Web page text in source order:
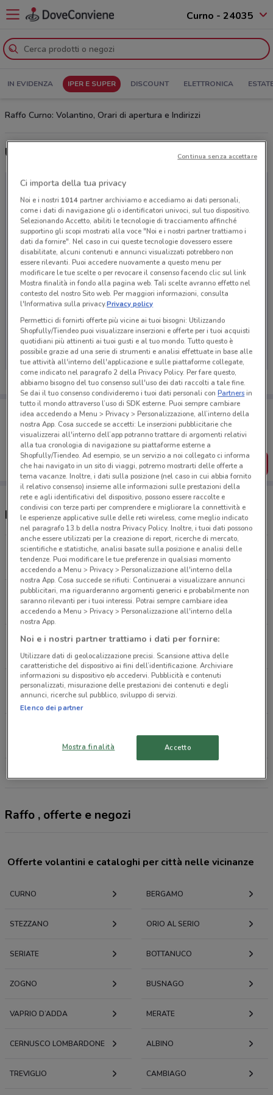
Curno - 24035
IN EVIDENZA IPER E SUPER DISCOUNT ELETTRONICA
Raffo Curno: Volantino, Orari di apertura e Indirizzi
Ultime offerte del volantino Raffo
Ci dispiace, al momento non abbiamo pubblicato
volantini nella tua zona. Riprova più tardi.
Porta DoveConviene sempre con te!
Puoi trovare le migliori offerte dei negozi vicino a te,
salvarle e creare la tua lista del risparmio, comodamente
dal tuo cellulare.
SCARICA L’APP
Negozi Raffo a Curno
Via Bergamo, 48 Curno
875 m
APERTO
Via Enrico Fermi 1 Curno
880 m
APERTO
Via Dell'Industria, 2 Mozzo
1.9 km
APERTO
Piazzale Risorgimento, 7 Bergamo
2.9 km
APERTO
APERTO
Raffo , offerte e negozi
Offerte volantini e cataloghi per città nelle vicinanze
CURNO BERGAMO
STEZZANO ORIO AL SERIO
SERIATE BOTTANUCO
ZOGNO BUSNAGO
VAPRIO D’ADDA MERATE
CERNUSCO LOMBARDONE ALBINO
TREVIGLIO CAMBIAGO
Ci importa della tua privacy
Noi e i nostri 1014partner archiviamo e accediamo ai dati personali,
come i dati di navigazione gli o identificatori univoci, sul tuo dispositivo.
Selezionando Accetto, abiliti le tecnologie di tracciamento affinché
supportino gli scopi mostrati alla voce "Noi e i nostri partner trattiamo i
dati da fornire". Nel caso in cui queste tecnologie dovessero essere
disabilitate, alcuni contenuti e annunci visualizzati potrebbero non
essere rilevanti. Puoi accedere nuovamente a questo menu per
modificare le tue scelte o per revocare il consenso facendo clic sul link
Mostra finalità in fondo alla pagina web. Tali scelte avranno effetto nel
contesto del nostro Sito web. Per maggiori informazioni, consulta
l'Informativa sulla privacy.Privacy policy
Permettici di fornirti offerte più vicine ai tuoi bisogni: Utilizzando
Shopfully/Tiendeo puoi visualizzare inserzioni e offerte per i tuoi acquisti
quotidiani più attinenti ai tuoi gusti e al tuo mondo. Tutto questo è
possibile grazie ad una serie di strumenti e analisi effettuate in base alle
tue attività all'interno dell'applicazione e sulle piattaforme collegate,
come indicato nel paragrafo 2 della Privacy Policy. Per fare questo,
abbiamo bisogno del tuo consenso sull'uso dei dati raccolti a tale fine.
Se dai il tuo consenso condivideremo i tuoi dati personali conPartnersin
tutto il mondo attraverso l’uso di SDK esterne. Puoi sempre cambiare
idea accedendo a Menu > Privacy > Personalizzazione, all’interno della
nostra App. Cosa succede se accetti: Le inserzioni pubblicitarie che
visualizzerai all'interno dell’app potranno trattare di argomenti relativi
alla tua cronologia di navigazione su piattaforme esterne a
Shopfully/Tiendeo. Ad esempio, se un servizio a noi collegato ci informa
che hai navigato in un sito di viaggi, potremo mostrarti delle offerte a
tema vacanze. Inoltre, i dati sulla posizione (nel caso in cui abbia fornito
il relativo consenso) insieme alle informazioni sulle prestazioni della
rete e agli identificativi del dispositivo, possono essere raccolte e
condivisi con terze parti per comprendere e migliorare la connettività e
le esperienze applicative sulle delle reti wireless, come meglio indicato
nel paragrafo 13.b della nostra Privacy Policy. Inoltre, i tuoi dati possono
anche essere utilizzati per la creazione di report, ricerche di mercato,
scientifiche e statistiche, analisi basate sulla posizione e analisi delle
tendenze. Puoi modificare le tue preferenze in qualsiasi momento
accedendo a Menu > Privacy > Personalizzazione all'interno della
nostra App. Cosa succede se rifiuti: Continuerai a visualizzare annunci
pubblicitari, ma riguarderanno argomenti generici e probabilmente non
saranno rilevanti per i tuoi interessi. Potrai sempre cambiare idea
accedendo a Menu > Privacy > Personalizzazione all'interno della
nostra App.
Noi e i nostri partner trattiamo i dati per fornire:
Utilizzare dati di geolocalizzazione precisi. Scansione attiva delle
caratteristiche del dispositivo ai fini dell’identificazione. Archiviare
informazioni su dispositivo e/o accedervi. Pubblicità e contenuti
personalizzati, misurazione delle prestazioni dei contenuti e degli
annunci, ricerche sul pubblico, sviluppo di servizi.
Elenco dei partner
Mostra finalità Accetto
Continua senza accettare